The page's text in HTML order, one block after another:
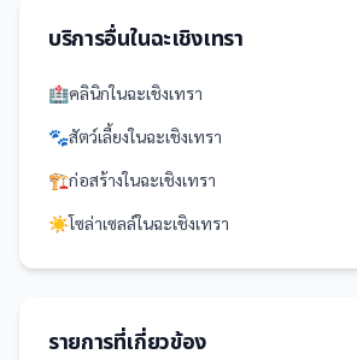
บริการอื่นในฉะเชิงเทรา
🏥คลินิกในฉะเชิงเทรา
🐾สัตว์เลี้ยงในฉะเชิงเทรา
🏗️ก่อสร้างในฉะเชิงเทรา
☀️โซล่าเซลล์ในฉะเชิงเทรา
รายการที่เกี่ยวข้อง